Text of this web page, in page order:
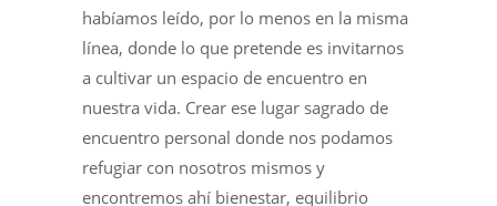
habíamos leído, por lo menos en la misma
línea, donde lo que pretende es invitarnos
a cultivar un espacio de encuentro en
nuestra vida. Crear ese lugar sagrado de
encuentro personal donde nos podamos
refugiar con nosotros mismos y
encontremos ahí bienestar, equilibrio